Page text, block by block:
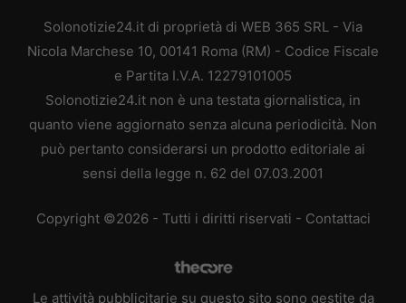
Solonotizie24.it di proprietà di WEB 365 SRL - Via
Nicola Marchese 10, 00141 Roma (RM) - Codice Fiscale
e Partita I.V.A. 12279101005
Solonotizie24.it non è una testata giornalistica, in
quanto viene aggiornato senza alcuna periodicità. Non
può pertanto considerarsi un prodotto editoriale ai
sensi della legge n. 62 del 07.03.2001
Copyright ©2026 - Tutti i diritti riservati - Contattaci
Le attività pubblicitarie su questo sito sono gestite da